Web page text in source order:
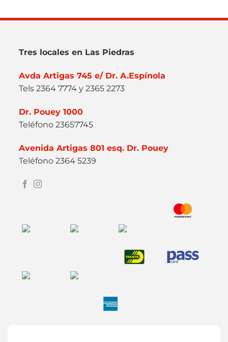
Tres locales en Las Piedras
Avda Artigas 745 e/ Dr. A.Espínola
Tels 2364 7774 y 2365 2273
Dr. Pouey 1000
Teléfono 23657745
Avenida Artigas 801 esq. Dr. Pouey
Teléfono 2364 5239